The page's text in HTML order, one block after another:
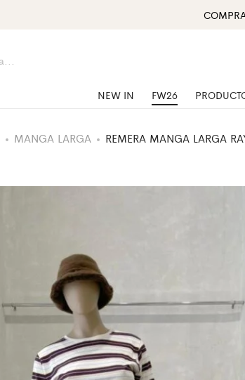
NEW IN FW26
MANGA LARGA REMERA MANGA LARGA